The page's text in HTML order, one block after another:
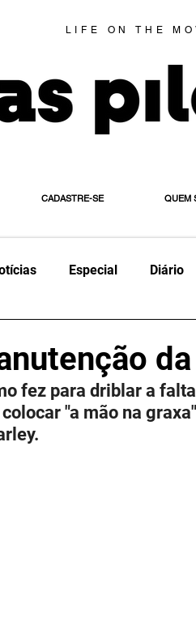
LIFE ON THE
CADASTRE-SE QUEM
Especial Diário
fez para driblar a
"a mão na